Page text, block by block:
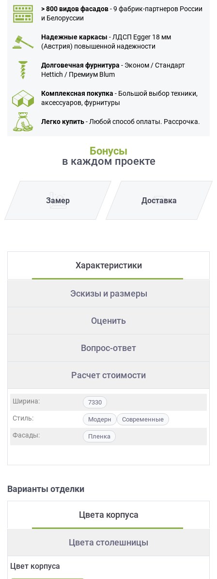
> 800 видов фасадов- 9 фабрик-партнеров России
и Белоруссии
Надежные каркасы - ЛДСП Egger 18 мм
(Австрия) повышенной надежности
Долговечная фурнитура - Эконом / Стандарт
Hettich / Премиум Blum
Комплексная покупка - Большой выбор техники,
аксессуаров, фурнитуры
Легко купить- Любой способ оплаты. Рассрочка.
Бонусы
в каждом проекте
Замер Доставка
Характеристики
Эскизы и размеры
Оценить
Вопрос-ответ
Расчет стоимости
Ширина: 7330
Стиль: Модерн Современные
Фасады: Пленка
Варианты отделки
Цвета корпуса
Цвета столешницы
Цвет корпуса